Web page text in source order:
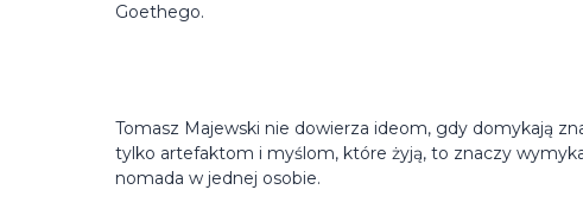
Goethego.
Tomasz Majewski nie dowierza ideom, gdy domykają
tylko artefaktom i myślom, które żyją, to znaczy
nomada w jednej osobie.